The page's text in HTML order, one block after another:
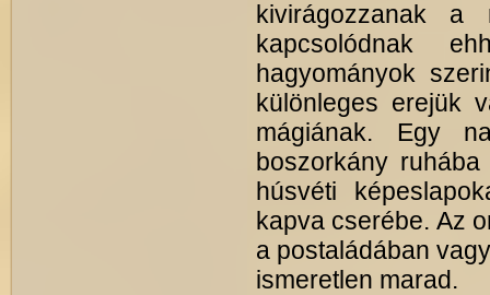
kivirágozzanak a
kapcsolódnak
hagyományok
különleges erejük
mágiának. Egy
boszorkány
húsvéti
kapva cserébe. Az
a postaládában
ismeretlen marad.